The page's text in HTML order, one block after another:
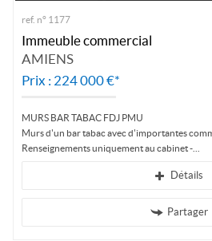
ref. n° 1177
Immeuble commercial
AMIENS
Prix : 224 000 €*
MURS BAR TABAC FDJ PMU
Murs d'un bar tabac avec d'importantes
Renseignements uniquement au cabinet -
Détails
Partager